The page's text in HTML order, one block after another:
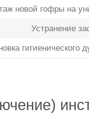
новой гофры на
Устранение
гигиенического